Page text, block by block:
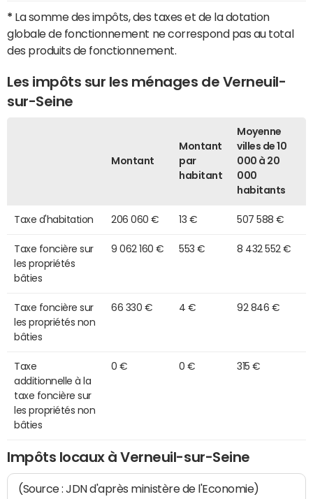
* La somme des impôts, des taxes et de la dotation
globale de fonctionnement ne correspond pas au total
des produits de fonctionnement.
Les impôts sur les ménages de Verneuil-
sur-Seine
Montant
Montant
par
habitant
Moyenne
villes de 10
000 à 20
000
habitants
Taxe d'habitation 206 060 € 13 € 507 588 €
Taxe foncière sur
les propriétés
bâties
9 062 160 € 553 € 8 432 552 €
Taxe foncière sur
les propriétés non
bâties
66 330 € 4 € 92 846 €
Taxe
additionnelle à la
taxe foncière sur
les propriétés non
bâties
0 € 0 € 315 €
Impôts locaux à Verneuil-sur-Seine
(Source : JDN d'après ministère de l'Economie)